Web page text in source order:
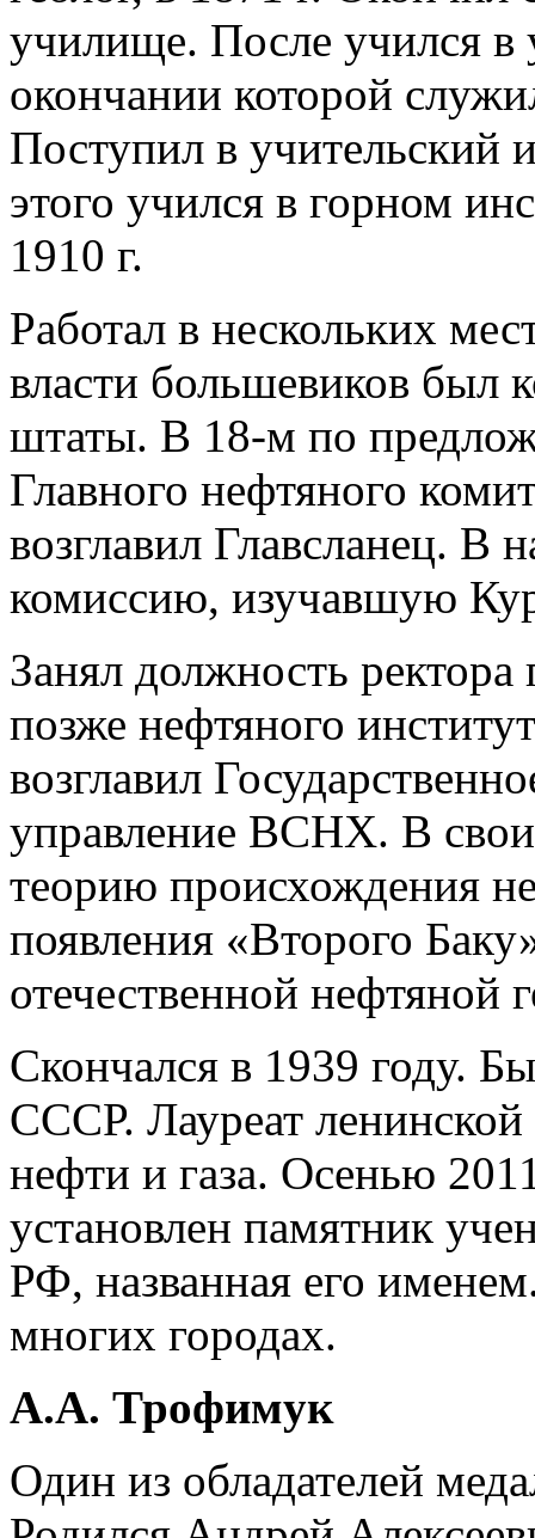
училище. После учился в
окончании которой
Поступил в учительский
этого учился в горном
1910 г.
Работал в нескольких
власти большевиков был
штаты. В 18-м по
Главного нефтяного
возглавил Главсланец. В
комиссию, изучавшую
Занял должность
позже нефтяного
возглавил
управление ВСНХ. В
теорию происхождения
появления «Второго
отечественной нефтяной
Скончался в 1939 году.
СССР. Лауреат
нефти и газа. Осенью
установлен памятник
РФ, названная его
многих городах.
А.А. Трофимук
Один из обладателей